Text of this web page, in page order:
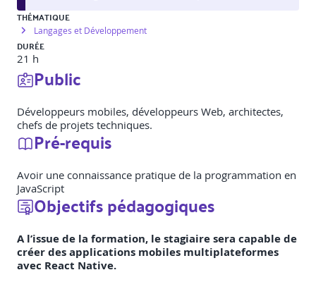
THÉMATIQUE
Langages et Développement
DURÉE
21 h
Public
Développeurs mobiles, développeurs Web, architectes,
chefs de projets techniques.
Pré-requis
Avoir une connaissance pratique de la programmation en
JavaScript
Objectifs pédagogiques
A l’issue de la formation, le stagiaire sera capable de
créer des applications mobiles multiplateformes
avec React Native.